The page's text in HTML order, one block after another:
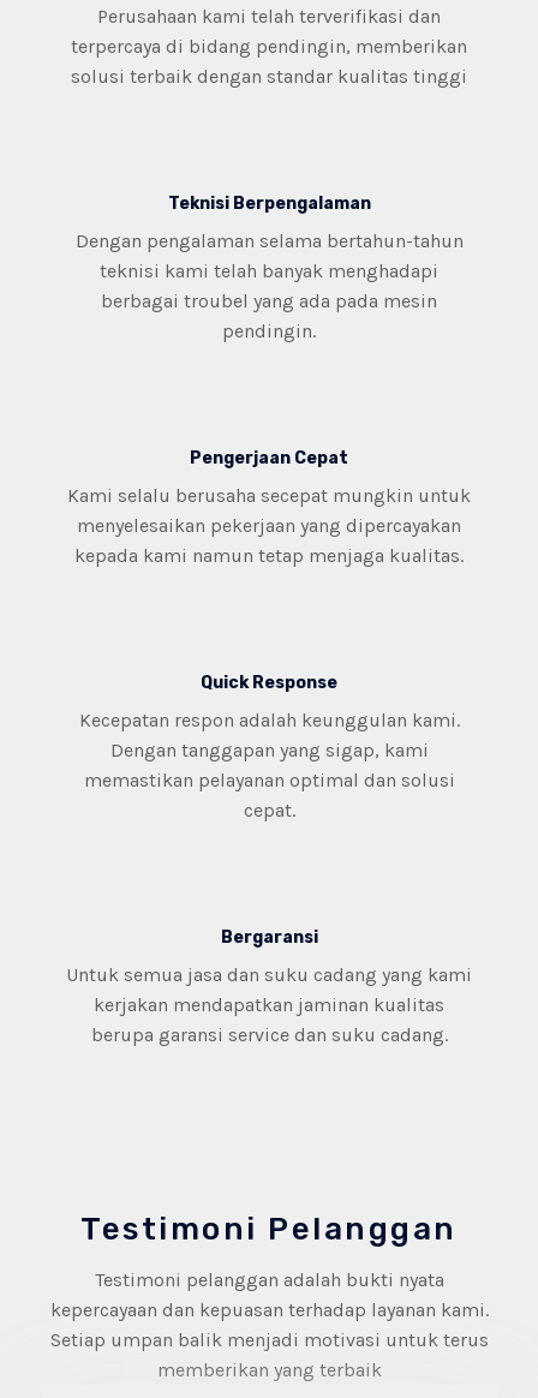
Perusahaan kami telah terverifikasi dan
terpercaya di bidang pendingin, memberikan
solusi terbaik dengan standar kualitas tinggi
Teknisi Berpengalaman
Dengan pengalaman selama bertahun-tahun
teknisi kami telah banyak menghadapi
berbagai troubel yang ada pada mesin
pendingin.
Pengerjaan Cepat
Kami selalu berusaha secepat mungkin untuk
menyelesaikan pekerjaan yang dipercayakan
kepada kami namun tetap menjaga kualitas.
Quick Response​
Kecepatan respon adalah keunggulan kami.
Dengan tanggapan yang sigap, kami
memastikan pelayanan optimal dan solusi
cepat.
Bergaransi
Untuk semua jasa dan suku cadang yang kami
kerjakan mendapatkan jaminan kualitas
berupa garansi service dan suku cadang.
Testimoni Pelanggan
Testimoni pelanggan adalah bukti nyata
kepercayaan dan kepuasan terhadap layanan kami.
Setiap umpan balik menjadi motivasi untuk terus
memberikan yang terbaik